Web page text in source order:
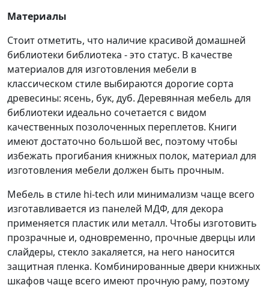
Материалы
Стоит отметить, что наличие красивой домашней
библиотеки библиотека - это статус. В качестве
материалов для изготовления мебели в
классическом стиле выбираются дорогие сорта
древесины: ясень, бук, дуб. Деревянная мебель для
библиотеки идеально сочетается с видом
качественных позолоченных переплетов. Книги
имеют достаточно большой вес, поэтому чтобы
избежать прогибания книжных полок, материал для
изготовления мебели должен быть прочным.
Мебель в стиле hi-tech или минимализм чаще всего
изготавливается из панелей МДФ, для декора
применяется пластик или металл. Чтобы изготовить
прозрачные и, одновременно, прочные дверцы или
слайдеры, стекло закаляется, на него наносится
защитная пленка. Комбинированные двери книжных
шкафов чаще всего имеют прочную раму, поэтому